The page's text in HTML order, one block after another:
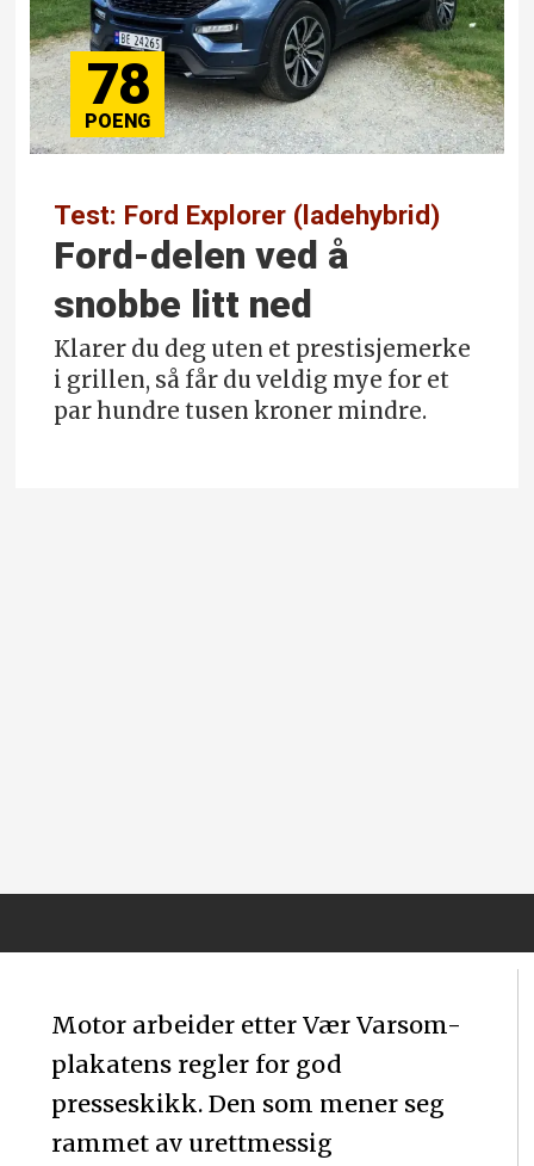
78
Test: Ford Explorer (ladehybrid)
Ford-delen ved å
snobbe litt ned
Klarer du deg uten et prestisjemerke
i grillen, så får du veldig mye for et
par hundre tusen kroner mindre.
Motor arbeider etter Vær Varsom-
plakatens regler for god
presseskikk. Den som mener seg
rammet av urettmessig